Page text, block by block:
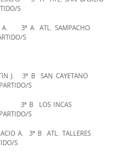
S
A. 3ª A ATL. SAMPACHO
S
J. 3ª B SAN CAYETANO
S
3ª B LOS INCAS
S
A. 3ª B ATL. TALLERES
S